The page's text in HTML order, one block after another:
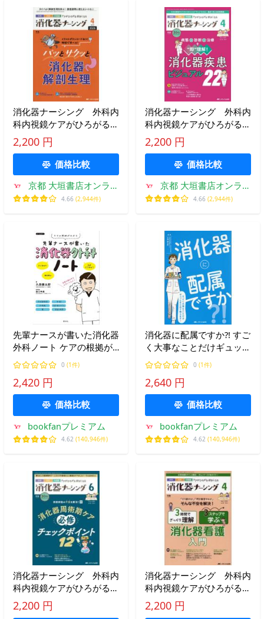
消化器ナーシング 外科内
科内視鏡ケアがひろがる・
好きになる 第３１巻４号
（２０２６−４）
2,200 円
価格比較
京都 大垣書店オンライ
ン
4.66 (2,944件)
消化器ナーシング 外科内
科内視鏡ケアがひろがる・
好きになる 第３０巻４号
（２０２５−４）
2,200 円
価格比較
京都 大垣書店オンライ
ン
4.66 (2,944件)
先輩ナースが書いた消化器
外科ノート ケアの根拠が
わかる/久保健太郎/西口幸
雄
0 (1件)
2,420 円
価格比較
bookfanプレミアム
4.62 (140,946件)
消化器に配属ですか?! すご
く大事なことだけギュッと
まとめて教えます!/久保健
太郎
0 (1件)
2,640 円
価格比較
bookfanプレミアム
4.62 (140,946件)
消化器ナーシング 外科内
科内視鏡ケアがひろがる・
好きになる 第３０巻６号
（２０２５−６）
2,200 円
消化器ナーシング 外科内
科内視鏡ケアがひろがる・
好きになる 第２９巻４号
（２０２４−４）
2,200 円